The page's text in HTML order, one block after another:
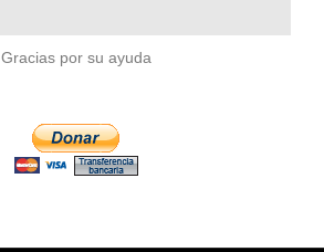
Gracias por su ayuda